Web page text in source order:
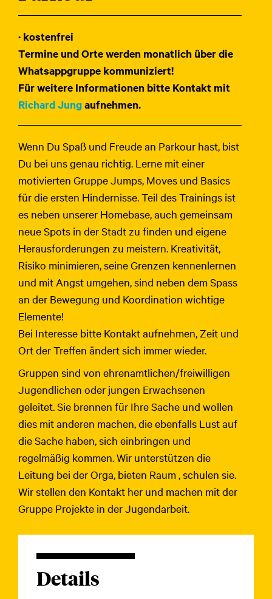
· kostenfrei
Termine und Orte werden monatlich über die
Whatsappgruppe kommuniziert!
Für weitere Informationen bitte Kontakt mit
Richard Jungaufnehmen.
Wenn Du Spaß und Freude an Parkour hast, bist
Du bei uns genau richtig. Lerne mit einer
motivierten Gruppe Jumps, Moves und Basics
für die ersten Hindernisse. Teil des Trainings ist
es neben unserer Homebase, auch gemeinsam
neue Spots in der Stadt zu finden und eigene
Herausforderungen zu meistern. Kreativität,
Risiko minimieren, seine Grenzen kennenlernen
und mit Angst umgehen, sind neben dem Spass
an der Bewegung und Koordination wichtige
Elemente!
Bei Interesse bitte Kontakt aufnehmen, Zeit und
Ort der Treffen ändert sich immer wieder.
Gruppen sind von ehrenamtlichen/freiwilligen
Jugendlichen oder jungen Erwachsenen
geleitet. Sie brennen für Ihre Sache und wollen
dies mit anderen machen, die ebenfalls Lust auf
die Sache haben, sich einbringen und
regelmäßig kommen. Wir unterstützen die
Leitung bei der Orga, bieten Raum , schulen sie.
Wir stellen den Kontakt her und machen mit der
Gruppe Projekte in der Jugendarbeit.
Details